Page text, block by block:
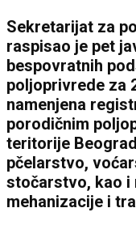
Sekretarijat za
raspisao je pet
bespovratnih
poljoprivrede za
namenjena
porodičnim
teritorije
pčelarstvo,
stočarstvo, kao i
mehanizacije i